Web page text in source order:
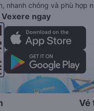
nhanh chóng và phù hợp
ngay
Vé